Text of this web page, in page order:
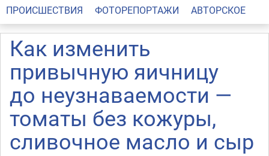
ПРОИСШЕСТВИЯ
ФОТОРЕПОРТАЖИ АВТОРСКОЕ
Как изменить
привычную яичницу
до неузнаваемости —
томаты без кожуры,
сливочное масло и сыр